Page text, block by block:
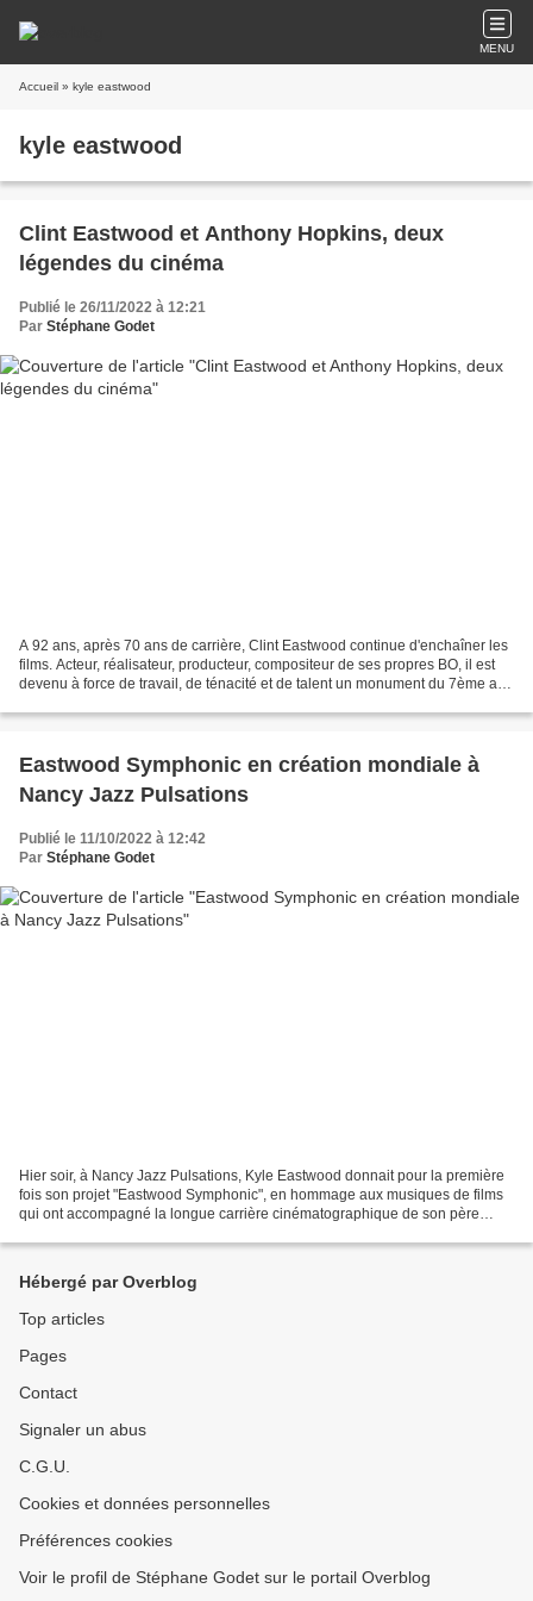
MENU
Accueil » kyle eastwood
kyle eastwood
Clint Eastwood et Anthony Hopkins, deux
légendes du cinéma
Publié le 26/11/2022 à 12:21
Par Stéphane Godet
A 92 ans, après 70 ans de carrière, Clint Eastwood continue d'enchaîner les
films. Acteur, réalisateur, producteur, compositeur de ses propres BO, il est
devenu à force de travail, de ténacité et de talent un monument du 7ème art.
Eastwood Symphonic en création mondiale à
Nancy Jazz Pulsations
Publié le 11/10/2022 à 12:42
Par Stéphane Godet
Hier soir, à Nancy Jazz Pulsations, Kyle Eastwood donnait pour la première
fois son projet "Eastwood Symphonic", en hommage aux musiques de films
qui ont accompagné la longue carrière cinématographique de son père
Hébergé par Overblog
Top articles
Pages
Contact
Signaler un abus
C.G.U.
Cookies et données personnelles
Préférences cookies
Voir le profil de Stéphane Godet sur le portail Overblog